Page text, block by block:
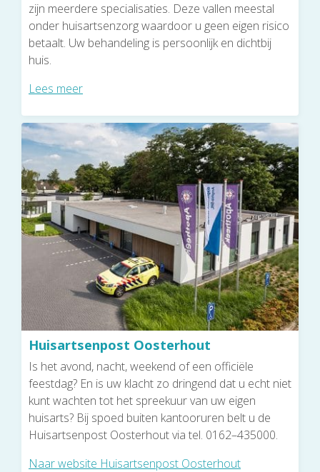
zijn meerdere specialisaties. Deze vallen meestal
onder huisartsenzorg waardoor u geen eigen risico
betaalt. Uw behandeling is persoonlijk en dichtbij
huis.
Lees meer
Huisartsenpost Oosterhout
Is het avond, nacht, weekend of een officiële
feestdag? En is uw klacht zo dringend dat u echt niet
kunt wachten tot het spreekuur van uw eigen
huisarts? Bij spoed buiten kantooruren belt u de
Huisartsenpost Oosterhout via tel. 0162–435000.
Naar website Huisartsenpost Oosterhout